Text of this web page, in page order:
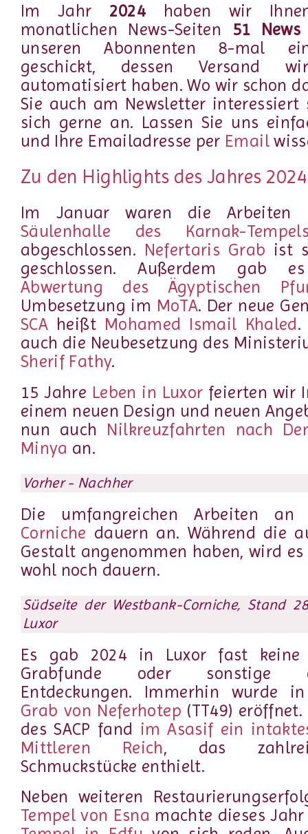
Im Jahr 2024 haben wir
monatlichen News-Seiten 51
unseren Abonnenten 8-mal
geschickt, dessen Versand
automatisiert haben. Wo wir schon
Sie auch am Newsletter interessiert
sich gerne an. Lassen Sie uns
und Ihre Emailadresse per Email
Zu den Highlights des Jahres 2024
Im Januar waren die
Säulenhalle des Karnak-
abgeschlossen. Nefertaris Grab ist
geschlossen. Außerdem gab
Abwertung des Ägyptischen
Umbesetzung im MoTA. Der neue
SCA heißt Mohamed Ismail Khaled.
auch die Neubesetzung des
Sherif Fathy.
15 Jahre Leben in Luxor feierten wir
einem neuen Design und neuen
nun auch Nilkreuzfahrten nach
Minya an.
Vorher - Nachher
Die umfangreichen Arbeiten
Corniche dauern an. Während die
Gestalt angenommen haben, wird
wohl noch dauern.
Südseite der Westbank-Corniche, Stand
Luxor
Es gab 2024 in Luxor fast keine
Grabfunde oder sonstige
Entdeckungen. Immerhin wurde
Grab von Neferhotep (TT49)
des SACP fand im Asasif ein
Mittleren Reich, das
Schmuckstücke enthielt.
Neben weiteren
Tempel von Esna machte dieses